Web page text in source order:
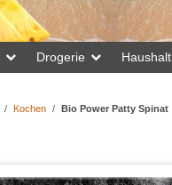
Drogerie Haushalt
Kochen Bio Power Patty Spinat